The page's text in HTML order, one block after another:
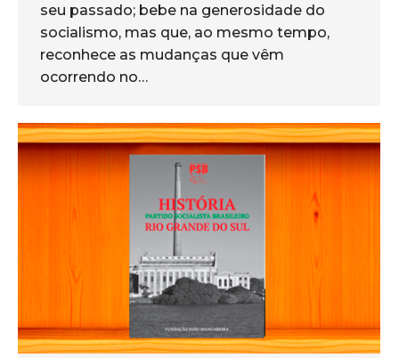
seu passado; bebe na generosidade do
socialismo, mas que, ao mesmo tempo,
reconhece as mudanças que vêm
ocorrendo no…